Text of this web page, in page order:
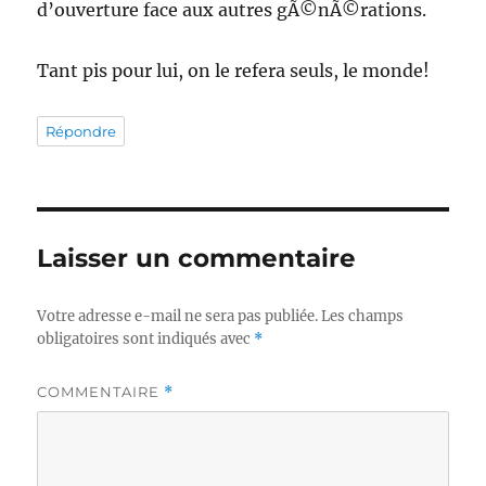
d’ouverture face aux autres gÃ©nÃ©rations.
Tant pis pour lui, on le refera seuls, le monde!
Répondre
Laisser un commentaire
Votre adresse e-mail ne sera pas publiée. Les champs
obligatoires sont indiqués avec *
COMMENTAIRE *